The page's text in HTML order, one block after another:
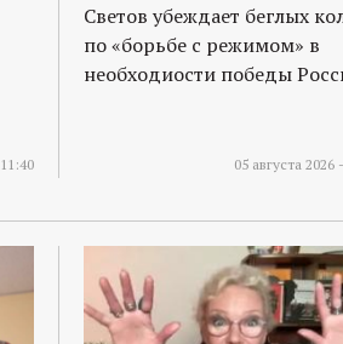
Светов убеждает беглых
по «борьбе с режимом» в
необходиости победы
05 августа 2026